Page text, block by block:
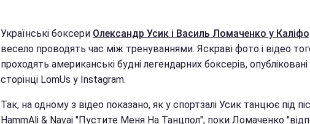
Українські боксери Олександр Усик і Василь Ломаченко у
весело проводять час між тренуваннями. Яскраві фото і відео
проходять американські будні легендарних боксерів,
сторінці LomUs у Instagram.
Так, на одному з відео показано, як у спортзалі Усик танцює під
HammAli & Navai "Пустите Меня На Танцпол", поки Ломаченко